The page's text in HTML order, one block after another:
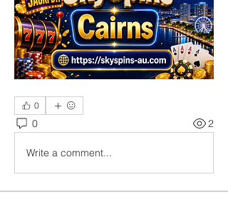
0
0 2
Write a comment...